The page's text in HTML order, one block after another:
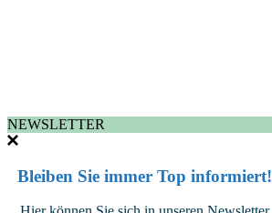
NEWSLETTER
Bleiben Sie immer Top informiert!